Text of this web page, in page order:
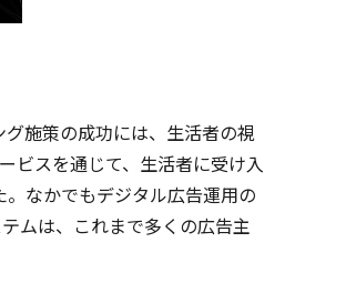
施策の成功には、生活者の視
ビスを通じて、生活者に受け入
なかでもデジタル広告運用の
ムは、これまで多くの広告主